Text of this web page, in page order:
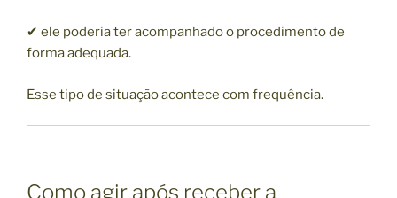
✔ ele poderia ter acompanhado o procedimento de
forma adequada.
Esse tipo de situação acontece com frequência.
Como agir após receber a